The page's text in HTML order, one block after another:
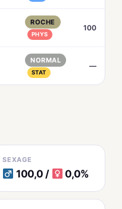
ROCHE
PHYS
100
NORMAL
STAT
—
SEXAGE
100,0 / 0,0%